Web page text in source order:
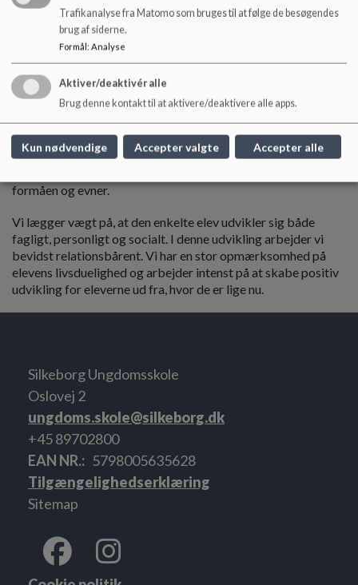
På skolen går i alt ca. 55 elever på 8.-10. klassetrin – elever,
som af forskellige årsager har brug for et andet skoletilbud
end det, folkeskolen normalt kan tilbyde.
På Højmarkskolen undervises eleverne i fagene dansk,
matematik og engelsk, som eleverne kan gå til afgangsprøver
i, samt i flere praktiske/kreative fag. Desuden vægtes
åbningen mod samfundet højt – dels gennem ekskursioner og
lejrskoler og dels gennem virksomhedspraktikker,
formåen og evner.
Vi lægger vægt på, at den enkelte elev udvikler sig både
fagligt, personligt og socialt. I denne udvikling arbejder vi
bevidst relationsbårent. Vi har en stor opmærksomhed på
elevens livsduelighed og arbejder intenst på at skabe positiv
udvikling for eleverne ud fra, hvor de er lige nu.
Silkeborg Ungdomsskole
Oslovej 2
ungdoms.skole@silkeborg.dk
+45 89702800
EAN NR.
5798005635628
Tilgængelighedserklæring
Sitemap
Trafikanalyse fra Matomo som bruges til at følge de besøgendes
brug af siderne.
Formål: Analyse
Aktiver/deaktivér alle
Brug denne kontakt til at aktivere/deaktivere alle apps.
Kun nødvendige Accepter valgte Accepter alle